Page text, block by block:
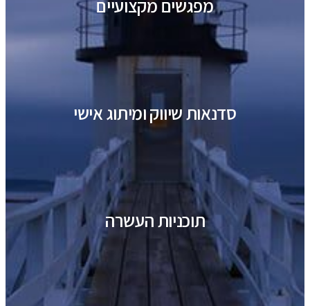
מפגשים מקצועיים
סדנאות שיווק ומיתוג אישי
תוכניות העשרה